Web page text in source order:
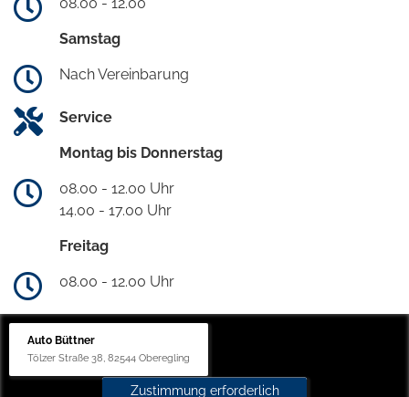
Samstag
Nach Vereinbarung
Service
Montag bis Donnerstag
08.00 - 12.00 Uhr
14.00 - 17.00 Uhr
Freitag
08.00 - 12.00 Uhr
Auto Büttner
Tölzer Straße 38, 82544 Oberegling
Zustimmung erforderlich